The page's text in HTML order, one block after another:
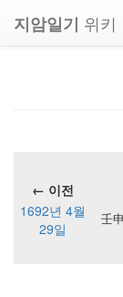
지암일기 위키
← 이전
1692년 4월
29일
壬